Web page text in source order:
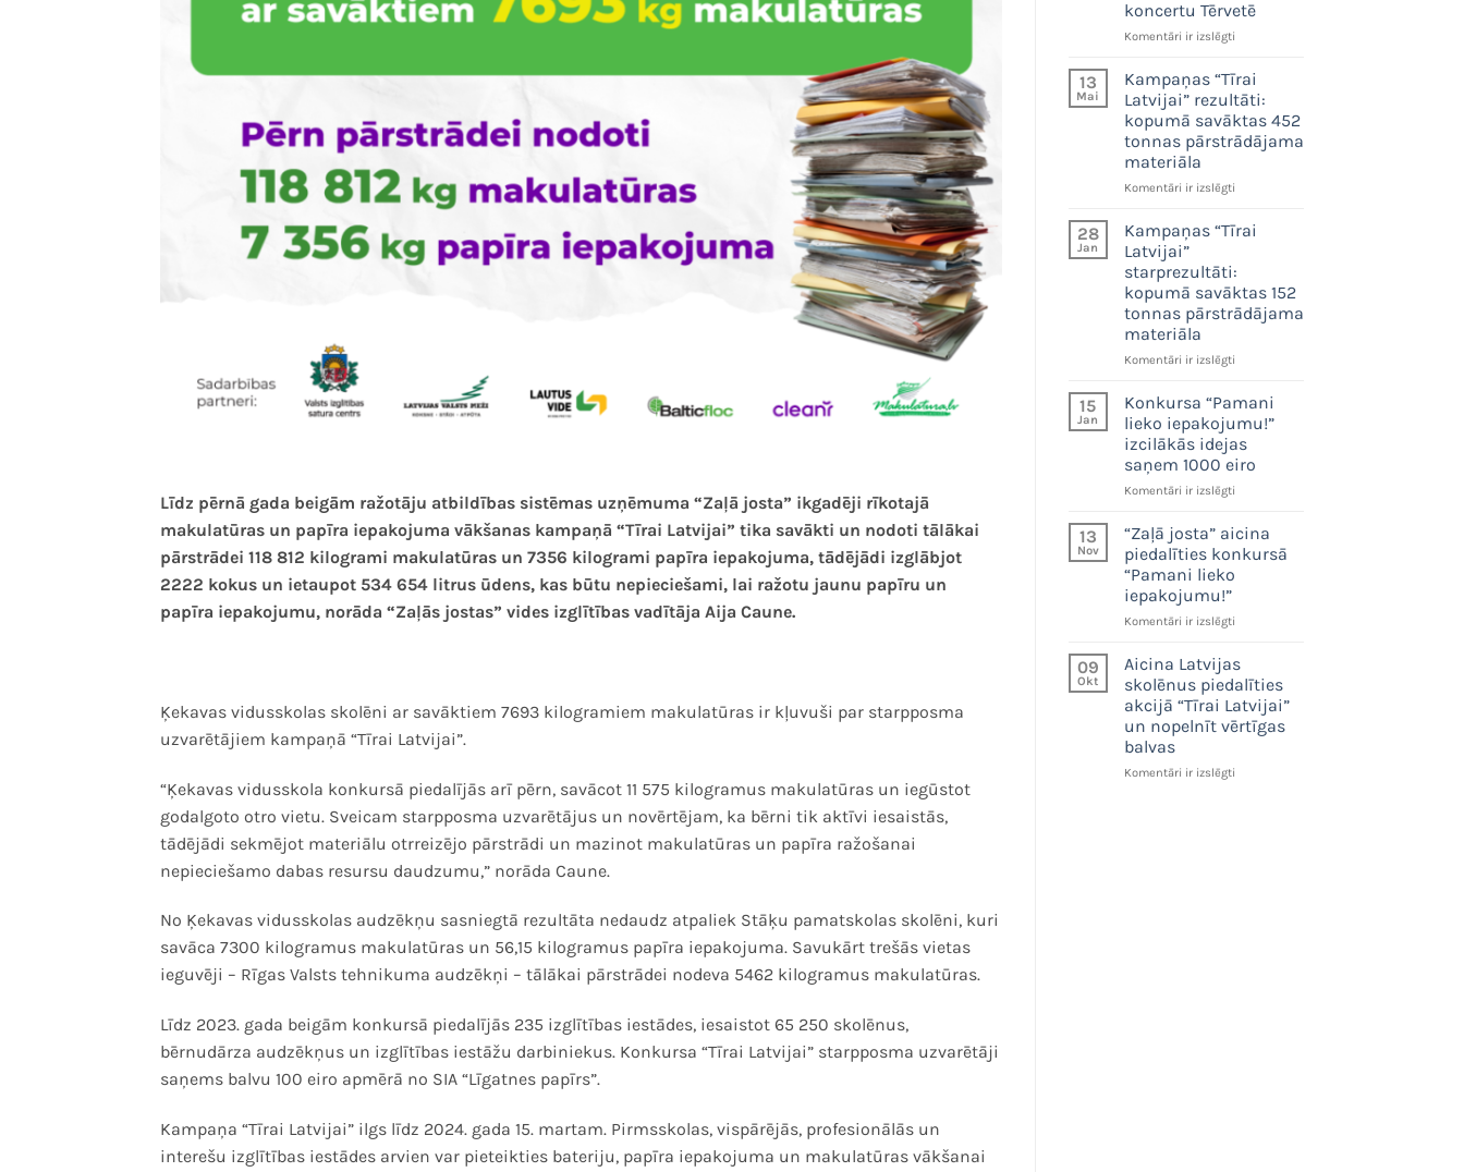
Līdz pērnā gada beigām ražotāju atbildības sistēmas uzņēmuma “Zaļā josta” ikgadēji rīkotajā
makulatūras un papīra iepakojuma vākšanas kampaņā “Tīrai Latvijai” tika savākti un nodoti tālākai
pārstrādei 118 812 kilogrami makulatūras un 7356 kilogrami papīra iepakojuma, tādējādi izglābjot
2222 kokus un ietaupot 534 654 litrus ūdens, kas būtu nepieciešami, lai ražotu jaunu papīru un
papīra iepakojumu, norāda “Zaļās jostas” vides izglītības vadītāja Aija Caune.
Ķekavas vidusskolas skolēni ar savāktiem 7693 kilogramiem makulatūras ir kļuvuši par starpposma
uzvarētājiem kampaņā “Tīrai Latvijai”.
“Ķekavas vidusskola konkursā piedalījās arī pērn, savācot 11 575 kilogramus makulatūras un iegūstot
godalgoto otro vietu. Sveicam starpposma uzvarētājus un novērtējam, ka bērni tik aktīvi iesaistās,
tādējādi sekmējot materiālu otrreizējo pārstrādi un mazinot makulatūras un papīra ražošanai
nepieciešamo dabas resursu daudzumu,” norāda Caune.
No Ķekavas vidusskolas audzēkņu sasniegtā rezultāta nedaudz atpaliek Stāķu pamatskolas skolēni, kuri
savāca 7300 kilogramus makulatūras un 56,15 kilogramus papīra iepakojuma. Savukārt trešās vietas
ieguvēji – Rīgas Valsts tehnikuma audzēkņi – tālākai pārstrādei nodeva 5462 kilogramus makulatūras.
Līdz 2023. gada beigām konkursā piedalījās 235 izglītības iestādes, iesaistot 65 250 skolēnus,
bērnudārza audzēkņus un izglītības iestāžu darbiniekus. Konkursa “Tīrai Latvijai” starpposma uzvarētāji
saņems balvu 100 eiro apmērā no SIA “Līgatnes papīrs”.
Kampaņa “Tīrai Latvijai” ilgs līdz 2024. gada 15. martam. Pirmsskolas, vispārējās, profesionālās un
interešu izglītības iestādes arvien var pieteikties bateriju, papīra iepakojuma un makulatūras vākšanai
koncertu Tērvetē
Komentāri ir izslēgti“Zaļā
23.
maijā
aicina
uz
vides
un
koncertu
13
Mai
Kampaņas “Tīrai
Latvijai” rezultāti:
kopumā savāktas 452
tonnas pārstrādājama
materiāla
Komentāri ir izslēgtiKampaņas
Latvijai”
savāktas
452
tonnas
materiāla
28
Jan
Kampaņas “Tīrai
Latvijai”
starprezultāti:
kopumā savāktas 152
tonnas pārstrādājama
materiāla
Komentāri ir izslēgtiKampaņas
Latvijai”
kopumā
savāktas
152
tonnas
materiāla
15
Jan
Konkursa “Pamani
lieko iepakojumu!”
izcilākās idejas
saņem 1000 eiro
Komentāri ir izslēgtiKonkursa
lieko
iepakojumu!”
izcilākās
idejas
1000
13
Nov
“Zaļā josta” aicina
piedalīties konkursā
“Pamani lieko
iepakojumu!”
Komentāri ir izslēgti“Zaļā
piedalīties
konkursā
“Pamani
lieko
09
Okt
Aicina Latvijas
skolēnus piedalīties
akcijā “Tīrai Latvijai”
un nopelnīt vērtīgas
balvas
Komentāri ir izslēgtiAicina